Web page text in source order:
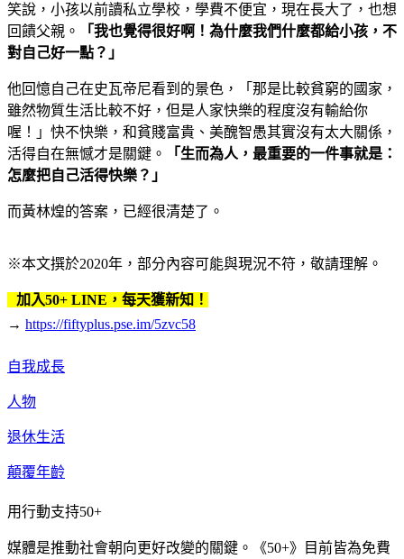
笑說，小孩以前讀私立學校，學費不便宜，現在長大了，也想
回饋父親。
「我也覺得很好啊！為什麼我們什麼都給小孩，不
對自己好一點？」
他回憶自己在史瓦帝尼看到的景色，「那是比較貧窮的國家，
雖然物質生活比較不好，但是人家快樂的程度沒有輸給你
喔！」快不快樂，和貧賤富貴、美醜智愚其實沒有太大關係，
活得自在無憾才是關鍵。
「生而為人，最重要的一件事就是：
怎麼把自己活得快樂？」
而黃林煌的答案，已經很清楚了。
※本文撰於2020年，部分內容可能與現況不符，敬請理解。
加入50+ LINE，每天獲新知！
→ https://fiftyplus.pse.im/5zvc58
自我成長
人物
退休生活
顛覆年齡
用行動支持50+
媒體是推動社會朝向更好改變的關鍵。《50+》目前皆為免費